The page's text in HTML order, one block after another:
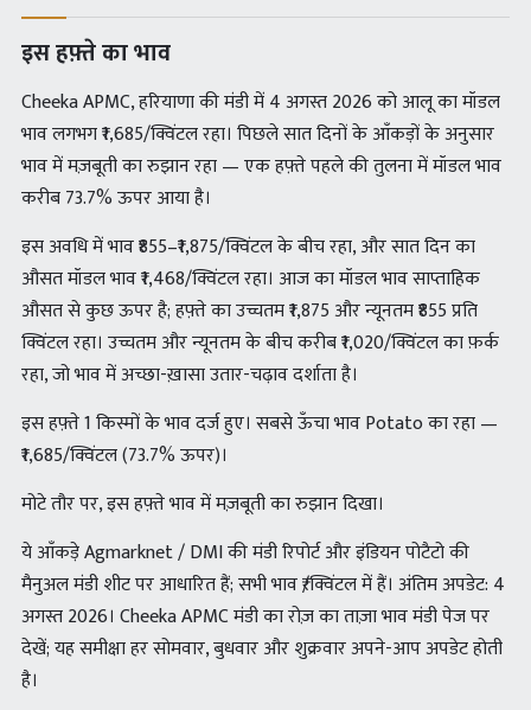
इस हफ़्ते का भाव
Cheeka APMC, हरियाणा की मंडी में 4 अगस्त 2026 को आलू का मॉडल
भाव लगभग ₹1,685/क्विंटल रहा। पिछले सात दिनों के आँकड़ों के अनुसार
भाव में मज़बूती का रुझान रहा — एक हफ़्ते पहले की तुलना में मॉडल भाव
करीब 73.7% ऊपर आया है।
इस अवधि में भाव ₹855–₹1,875/क्विंटल के बीच रहा, और सात दिन का
औसत मॉडल भाव ₹1,468/क्विंटल रहा। आज का मॉडल भाव साप्ताहिक
औसत से कुछ ऊपर है; हफ़्ते का उच्चतम ₹1,875 और न्यूनतम ₹855 प्रति
क्विंटल रहा। उच्चतम और न्यूनतम के बीच करीब ₹1,020/क्विंटल का फ़र्क
रहा, जो भाव में अच्छा-ख़ासा उतार-चढ़ाव दर्शाता है।
इस हफ़्ते 1 किस्मों के भाव दर्ज हुए। सबसे ऊँचा भाव Potato का रहा —
₹1,685/क्विंटल (73.7% ऊपर)।
मोटे तौर पर, इस हफ़्ते भाव में मज़बूती का रुझान दिखा।
ये आँकड़े Agmarknet / DMI की मंडी रिपोर्ट और इंडियन पोटैटो की
मैनुअल मंडी शीट पर आधारित हैं; सभी भाव ₹/क्विंटल में हैं। अंतिम अपडेट: 4
अगस्त 2026। Cheeka APMC मंडी का रोज़ का ताज़ा भाव मंडी पेज पर
देखें; यह समीक्षा हर सोमवार, बुधवार और शुक्रवार अपने-आप अपडेट होती
है।